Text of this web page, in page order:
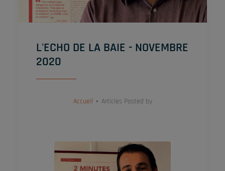
L'ECHO DE LA BAIE - NOVEMBRE
2020
Accueil Articles Posted by